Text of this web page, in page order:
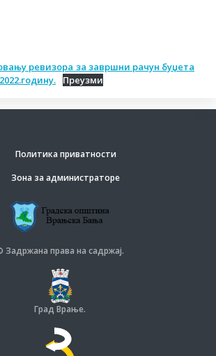
ревизора за завршни рачун буџета
Преузми
Политика приватности
Зона за администраторе
Задржана права на садржај.
Град Врање.